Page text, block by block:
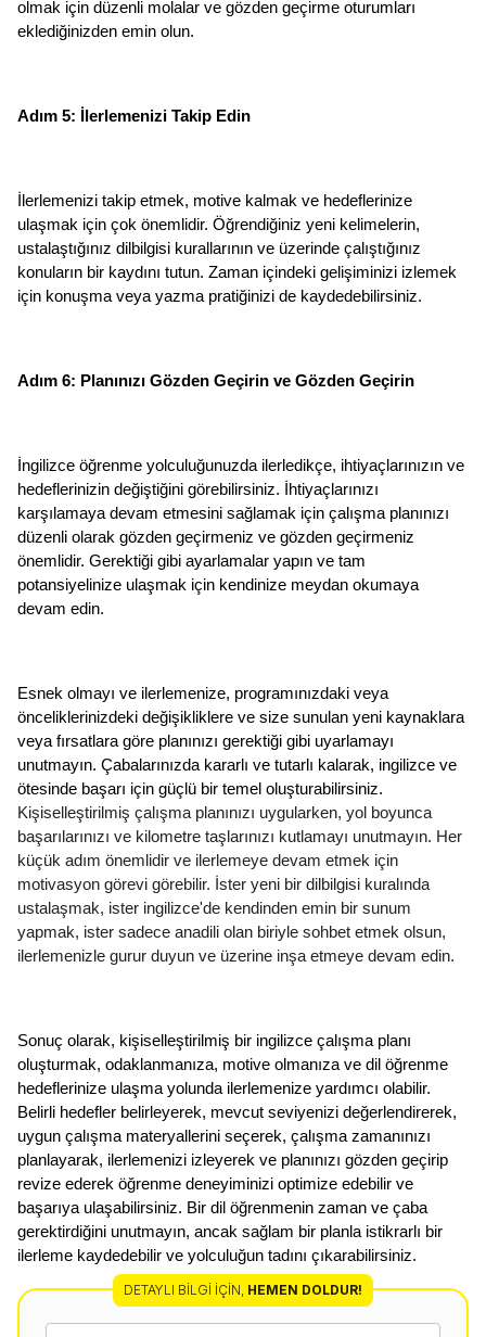
olmak için düzenli molalar ve gözden geçirme oturumları
eklediğinizden emin olun.
Adım 5: İlerlemenizi Takip Edin
İlerlemenizi takip etmek, motive kalmak ve hedeflerinize
ulaşmak için çok önemlidir. Öğrendiğiniz yeni kelimelerin,
ustalaştığınız dilbilgisi kurallarının ve üzerinde çalıştığınız
konuların bir kaydını tutun. Zaman içindeki gelişiminizi izlemek
için konuşma veya yazma pratiğinizi de kaydedebilirsiniz.
Adım 6: Planınızı Gözden Geçirin ve Gözden Geçirin
İngilizce öğrenme yolculuğunuzda ilerledikçe, ihtiyaçlarınızın ve
hedeflerinizin değiştiğini görebilirsiniz. İhtiyaçlarınızı
karşılamaya devam etmesini sağlamak için çalışma planınızı
düzenli olarak gözden geçirmeniz ve gözden geçirmeniz
önemlidir. Gerektiği gibi ayarlamalar yapın ve tam
potansiyelinize ulaşmak için kendinize meydan okumaya
devam edin.
Esnek olmayı ve ilerlemenize, programınızdaki veya
önceliklerinizdeki değişikliklere ve size sunulan yeni kaynaklara
veya fırsatlara göre planınızı gerektiği gibi uyarlamayı
unutmayın. Çabalarınızda kararlı ve tutarlı kalarak, ingilizce ve
Kişiselleştirilmiş çalışma planınızı uygularken, yol boyunca
başarılarınızı ve kilometre taşlarınızı kutlamayı unutmayın. Her
küçük adım önemlidir ve ilerlemeye devam etmek için
motivasyon görevi görebilir. İster yeni bir dilbilgisi kuralında
ustalaşmak, ister ingilizce'de kendinden emin bir sunum
yapmak, ister sadece anadili olan biriyle sohbet etmek olsun,
ilerlemenizle gurur duyun ve üzerine inşa etmeye devam edin.
Sonuç olarak, kişiselleştirilmiş bir ingilizce çalışma planı
oluşturmak, odaklanmanıza, motive olmanıza ve dil öğrenme
hedeflerinize ulaşma yolunda ilerlemenize yardımcı olabilir.
Belirli hedefler belirleyerek, mevcut seviyenizi değerlendirerek,
uygun çalışma materyallerini seçerek, çalışma zamanınızı
planlayarak, ilerlemenizi izleyerek ve planınızı gözden geçirip
revize ederek öğrenme deneyiminizi optimize edebilir ve
başarıya ulaşabilirsiniz. Bir dil öğrenmenin zaman ve çaba
gerektirdiğini unutmayın, ancak sağlam bir planla istikrarlı bir
ilerleme kaydedebilir ve yolculuğun tadını çıkarabilirsiniz.
DETAYLI BILGI İÇIN, HEMEN DOLDUR!